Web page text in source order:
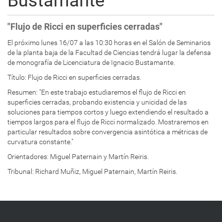
"Flujo de Ricci en superficies cerradas"
El próximo lunes 16/07 a las 10:30 horas en el Salón de Seminarios
de la planta baja de la Facultad de Ciencias tendrá lugar la defensa
de monografía de Licenciatura de Ignacio Bustamante.
Título: Flujo de Ricci en superficies cerradas.
Resumen: "En este trabajo estudiaremos el flujo de Ricci en
superficies cerradas, probando existencia y unicidad de las
soluciones para tiempos cortos y luego extendiendo el resultado a
tiempos largos para el flujo de Ricci normalizado. Mostraremos en
particular resultados sobre convergencia asintótica a métricas de
curvatura constante."
Orientadores: Miguel Paternain y Martín Reiris.
Tribunal: Richard Muñiz, Miguel Paternain, Martín Reiris.